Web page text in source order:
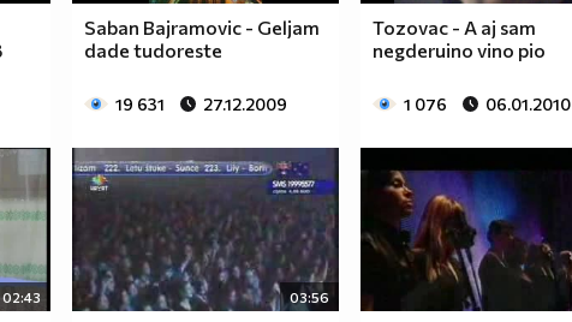
Saban Bajramovic - Geljam
dade tudoreste
19 631 27.12.2009
Tozovac - A aj sam
negderuino vino pio
1 076 06.01.2010
02:43 03:56